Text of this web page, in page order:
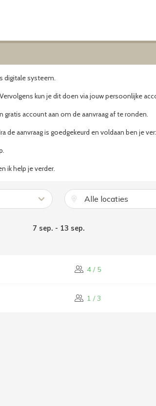
digitale systeem.
kun je dit doen via jouw persoonlijke
account aan om de aanvraag af te ronden.
de aanvraag is goedgekeurd en voldaan ben je
ik help je verder.